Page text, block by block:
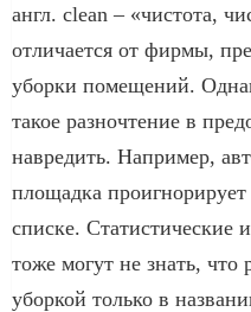
англ. clean – «чистота,
отличается от фирмы,
уборки помещений.
такое разночтение в
навредить. Например,
площадка
списке.
тоже могут не знать,
уборкой только в